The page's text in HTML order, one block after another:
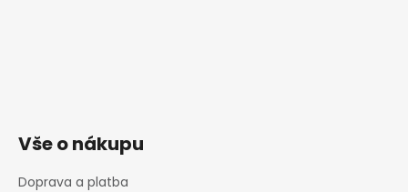
Vše o nákupu
Doprava a platba